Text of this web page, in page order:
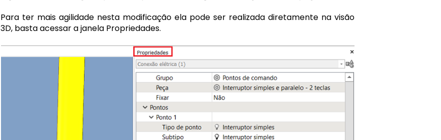
Para ter mais agilidade nesta modificação ela pode ser realizada diretamente na visão
3D, basta acessar a janela Propriedades.